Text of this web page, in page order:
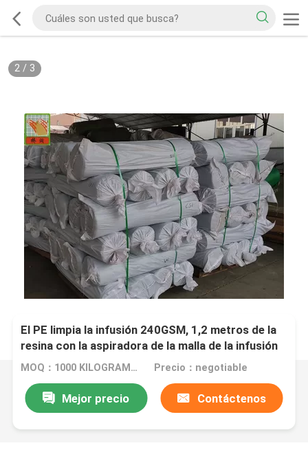
2/ 3
El PE limpia la infusión 240GSM, 1,2 metros de la
resina con la aspiradora de la malla de la infusión
de color verde de la anchura
MOQ：1000 KILOGRAMOS Precio：negotiable
Mejor precio Contáctenos